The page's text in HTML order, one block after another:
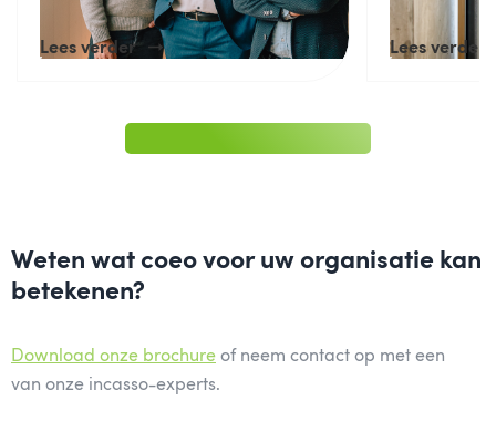
Lees verder Lees verder
Weten wat coeo voor uw organisatie kan
betekenen?
Download onze brochure of neem contact op met een
van onze incasso-experts.